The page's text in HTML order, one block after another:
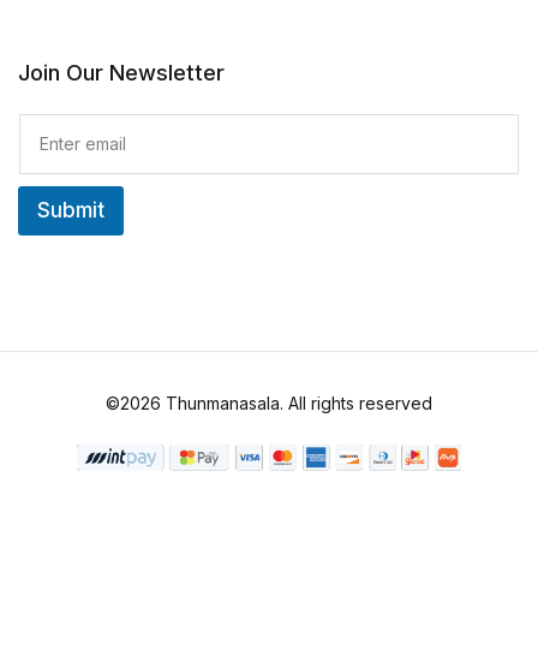
Join Our Newsletter
E
a
i
*
Submit
©2026 Thunmanasala. All rights reserved